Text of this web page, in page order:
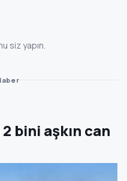
siz yapın.
bini aşkın can